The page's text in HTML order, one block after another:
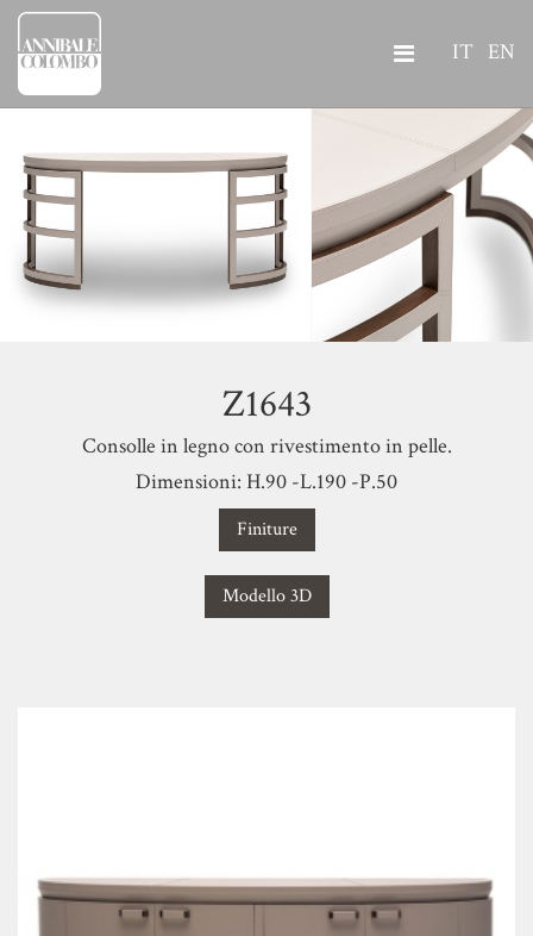
IT EN
Z1643
Consolle in legno con rivestimento in pelle.
Dimensioni: H.90 -L.190 -P.50
Finiture
Modello 3D